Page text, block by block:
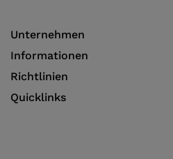
Unternehmen
Informationen​
Richtlinien
Quicklinks